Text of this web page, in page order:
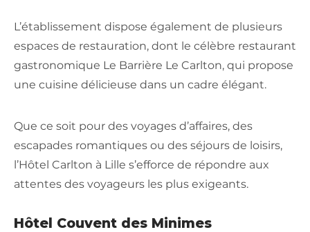
L’établissement dispose également de plusieurs
espaces de restauration, dont le célèbre restaurant
gastronomique Le Barrière Le Carlton, qui propose
une cuisine délicieuse dans un cadre élégant.
Que ce soit pour des voyages d’affaires, des
escapades romantiques ou des séjours de loisirs,
l’Hôtel Carlton à Lille s’efforce de répondre aux
attentes des voyageurs les plus exigeants.
Hôtel Couvent des Minimes